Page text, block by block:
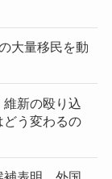
大量移民を動
維新の殴り込
どう変わるの